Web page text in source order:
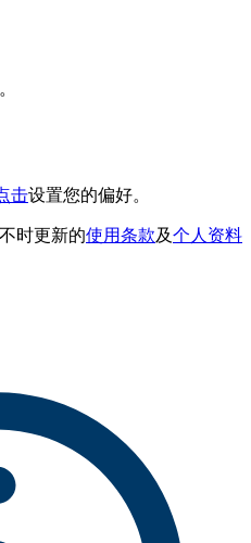
击设置您的偏好。
时更新的使用条款及个人资料